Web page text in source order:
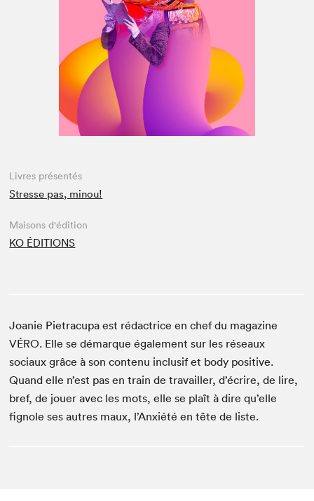
Espace médias
Livres présentés
Stresse pas, minou!
Maisons d'édition
KO ÉDITIONS
Joanie Pietracupa est rédactrice en chef du magazine
VÉRO. Elle se démarque également sur les réseaux
sociaux grâce à son contenu inclusif et body positive.
Quand elle n’est pas en train de travailler, d’écrire, de lire,
bref, de jouer avec les mots, elle se plaît à dire qu’elle
fignole ses autres maux, l’Anxiété en tête de liste.